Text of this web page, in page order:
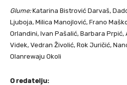
Glume:Katarina Bistrović Darvaš,
Ljuboja, Milica Manojlović, Frano
Orlandini, Ivan Pašalić, Barbara Prpić,
Videk, Vedran Živolić, Rok Juričić,
Olanrewaju Okoli
O redatelju: